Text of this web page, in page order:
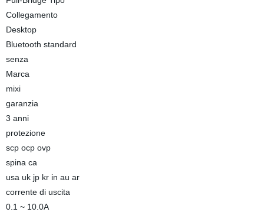
Collegamento
Desktop
Bluetooth standard
senza
Marca
mixi
garanzia
3 anni
protezione
scp ocp ovp
spina ca
usa uk jp kr in au ar
corrente di uscita
0.1 ~ 10.0A